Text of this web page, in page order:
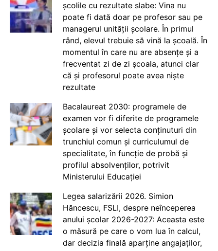
școlile cu rezultate slabe: Vina nu
poate fi dată doar pe profesor sau pe
managerul unității școlare. În primul
rând, elevul trebuie să vină la școală. În
momentul în care nu are absențe și a
frecventat zi de zi școala, atunci clar
că și profesorul poate avea niște
rezultate
Bacalaureat 2030: programele de
examen vor fi diferite de programele
școlare și vor selecta conținuturi din
trunchiul comun și curriculumul de
specialitate, în funcție de probă și
profilul absolvenților, potrivit
Ministerului Educației
Legea salarizării 2026. Simion
Hăncescu, FSLI, despre neînceperea
anului școlar 2026-2027: Aceasta este
o măsură pe care o vom lua în calcul,
dar decizia finală aparține angajaților,